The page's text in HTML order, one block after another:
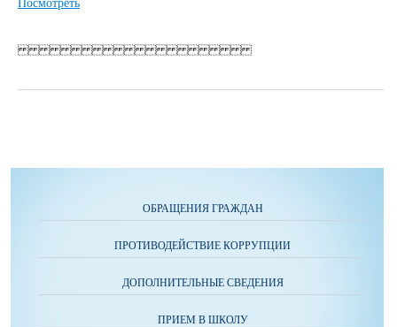
Посмотреть
ОБРАЩЕНИЯ ГРАЖДАН
ПРОТИВОДЕЙСТВИЕ КОРРУПЦИИ
ДОПОЛНИТЕЛЬНЫЕ СВЕДЕНИЯ
ПРИЕМ В ШКОЛУ